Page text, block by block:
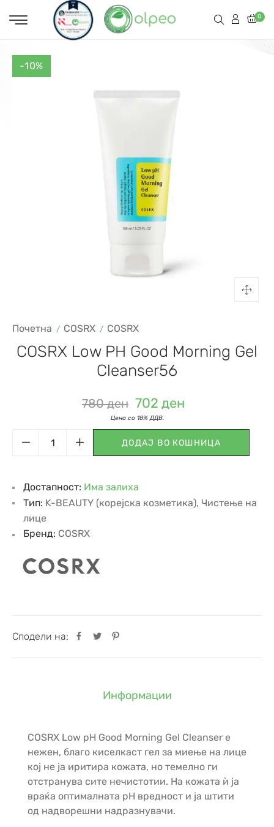
0
-10%
Почетна COSRX COSRX
COSRX Low PH Good Morning Gel
Cleanser56
780ден 702 ден
ДОДАЈ ВО КОШНИЦА
Достапност: Има залиха
Сподели на:
Тип: K-BEAUTY (корејска козметика), Чистење на
лице
Бренд: COSRX
Информации
COSRX Low pH Good Morning Gel Cleanser e
нежен, благо киселкаст гел за миење на лице
кој не ја иритира кожата, но темелно ги
отстранува сите нечистотии. На кожата ѝ ја
враќа оптималната pH вредност и ја штити
од надворешни надразнувачи.